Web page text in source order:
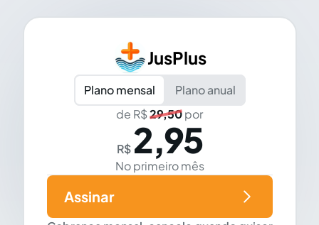
JusPlus
Plano mensal
Plano anual
de R$29,50por
R$ 2,95
No primeiro mês
Assinar